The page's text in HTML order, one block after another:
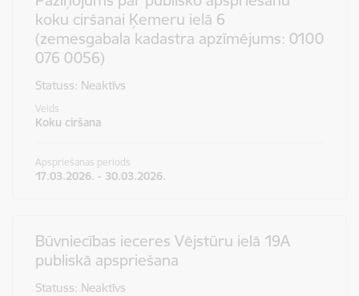
koku ciršanai Ķemeru ielā 6
(zemesgabala kadastra apzīmējums: 0100
076 0056)
Statuss: Neaktīvs
Veids
Koku ciršana
Apspriešanas periods
17.03.2026. - 30.03.2026.
Būvniecības ieceres Vējstūru ielā 19A
publiskā apspriešana
Statuss: Neaktīvs